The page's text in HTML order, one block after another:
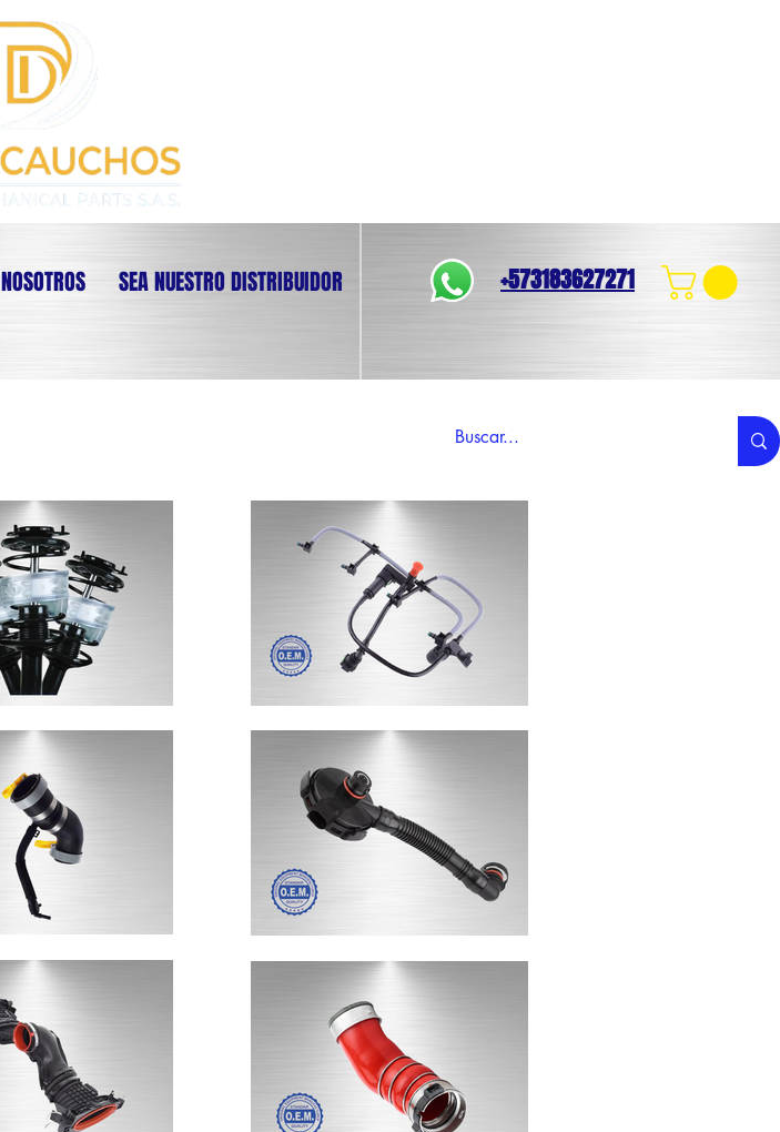
NOSOTROS SEA NUESTRO DISTRIBUIDOR +573183627271